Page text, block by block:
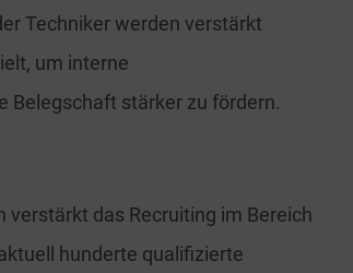
Techniker werden verstärkt
um interne
Belegschaft stärker zu fördern.
das Recruiting im Bereich
hunderte qualifizierte